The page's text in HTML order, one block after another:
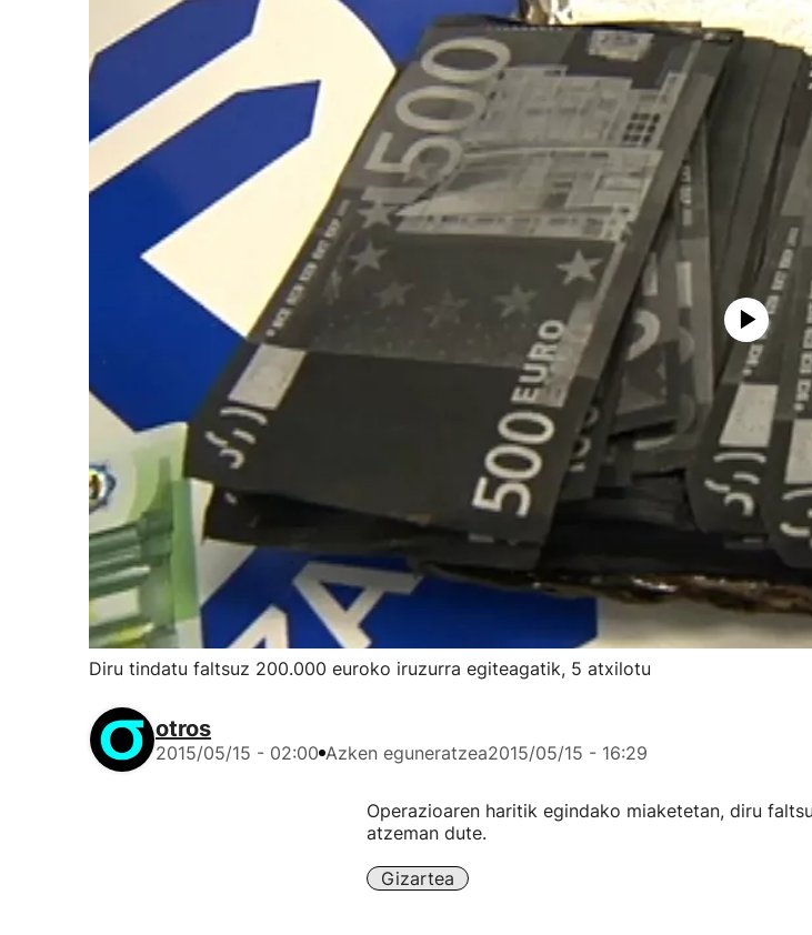
Diru tindatu faltsuz 200.000 euroko iruzurra egiteagatik, 5 atxilotu
otros
2015/05/15 - 02:00 Azken eguneratzea2015/05/15 - 16:29
Operazioaren haritik egindako miaketetan, diru
atzeman dute.
Gizartea